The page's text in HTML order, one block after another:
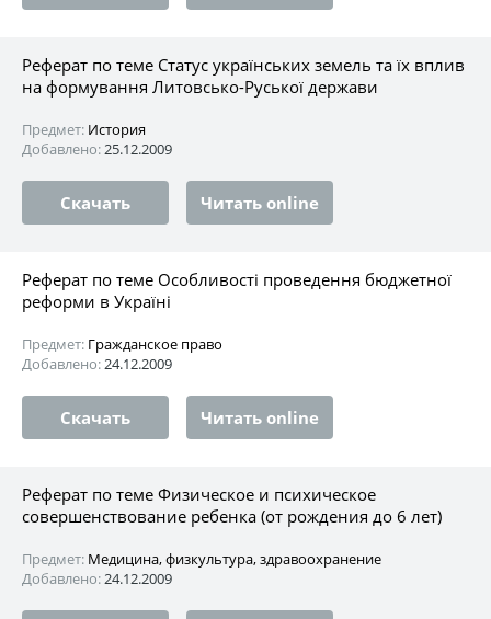
Реферат по теме Статус українських земель та їх вплив
на формування Литовсько-Руської держави
Предмет: История
Добавлено:25.12.2009
Скачать Читать online
Реферат по теме Особливості проведення бюджетної
реформи в Україні
Предмет: Гражданское право
Добавлено:24.12.2009
Скачать Читать online
Реферат по теме Физическое и психическое
совершенствование ребенка (от рождения до 6 лет)
Предмет: Медицина, физкультура, здравоохранение
Добавлено:24.12.2009